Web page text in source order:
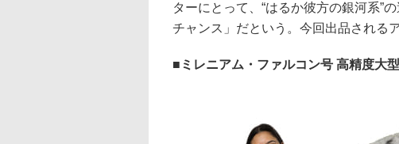
ターにとって、“はるか彼方の銀河系”
チャンス」だという。今回出品される
ミレニアム・ファルコン号 高精度大